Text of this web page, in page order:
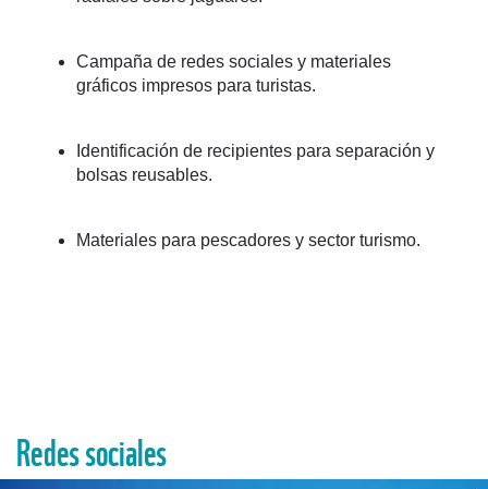
Campaña de redes sociales y materiales
gráficos impresos para turistas.​
Identificación de recipientes para separación y
bolsas reusables​.
Materiales para pescadores y sector turismo​.
Redes sociales